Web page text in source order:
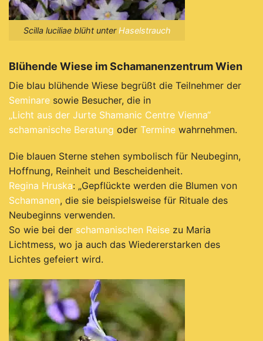
Scilla luciliae blüht unterHaselstrauch
Blühende Wiese im Schamanenzentrum Wien
Die blau blühende Wiese begrüßt die Teilnehmer der
Seminare sowie Besucher, die in
„Licht aus der Jurte Shamanic Centre Vienna“
schamanische Beratung oder Termine wahrnehmen.
Die blauen Sterne stehen symbolisch für Neubeginn,
Hoffnung, Reinheit und Bescheidenheit.
Regina Hruska: „Gepflückte werden die Blumen von
Schamanen, die sie beispielsweise für Rituale des
Neubeginns verwenden.
So wie bei der schamanischen Reise zu Maria
Lichtmess, wo ja auch das Wiedererstarken des
Lichtes gefeiert wird.